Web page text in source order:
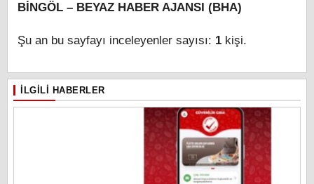
BİNGÖL – BEYAZ HABER AJANSI (BHA)
Şu an bu sayfayı inceleyenler sayısı: 1 kişi.
İLGILI HABERLER